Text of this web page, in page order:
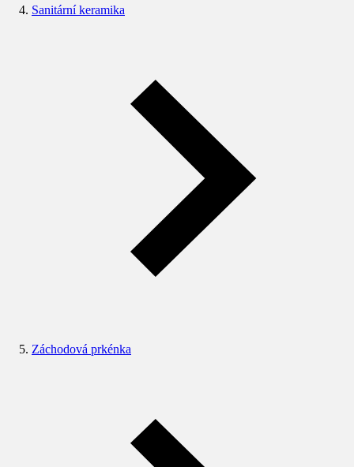
Sanitární keramika
Záchodová prkénka